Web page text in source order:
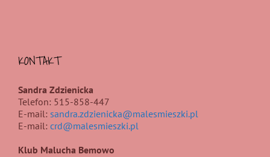
KONTAKT
Sandra Zdzienicka
Telefon: 515-858-447
E-mail: sandra.zdzienicka@malesmieszki.pl
E-mail: crd@malesmieszki.pl
Klub Malucha Bemowo